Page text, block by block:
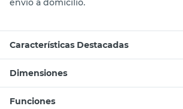
Características Destacadas
Dimensiones
Funciones